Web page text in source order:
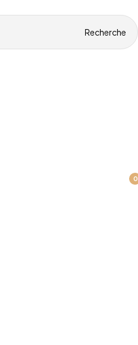
Recherche
0